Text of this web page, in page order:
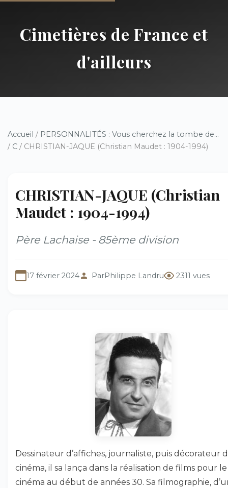
Cimetières de France et
d'ailleurs
Accueil / PERSONNALITÉS : Vous cherchez la tombe de...
/ C / CHRISTIAN-JAQUE (Christian Maudet : 1904-1994)
CHRISTIAN-JAQUE (Christian
Maudet : 1904-1994)
Père Lachaise - 85ème division
17 février 2024 ParPhilippe Landru 2311 vues
Dessinateur d’affiches, journaliste, puis décorateur
cinéma, il sa lança dans la réalisation de films pour le
cinéma au début de années 30. Sa filmographie,